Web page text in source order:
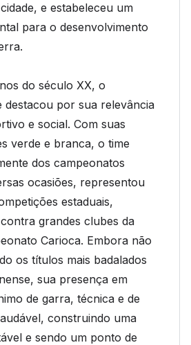
e estabeleceu um
para o desenvolvimento
do século XX, o
destacou por sua relevância
e social. Com suas
verde e branca, o time
dos campeonatos
ocasiões, representou
estaduais,
grandes clubes da
Carioca. Embora não
os títulos mais badalados
sua presença em
de garra, técnica e de
construindo uma
e sendo um ponto de